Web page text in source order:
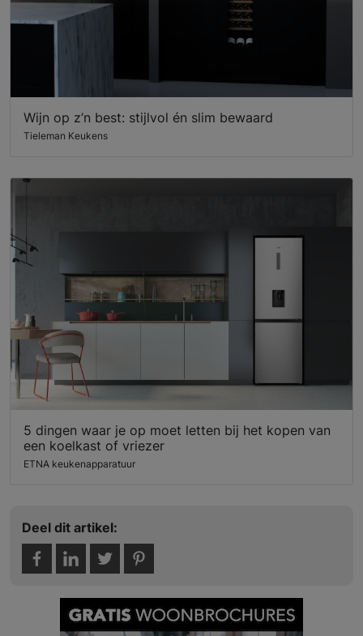
Wijn op z’n best: stijlvol én slim bewaard
Tieleman Keukens
5 dingen waar je op moet letten bij het kopen van
een koelkast of vriezer
ETNA keukenapparatuur
Deel dit artikel: